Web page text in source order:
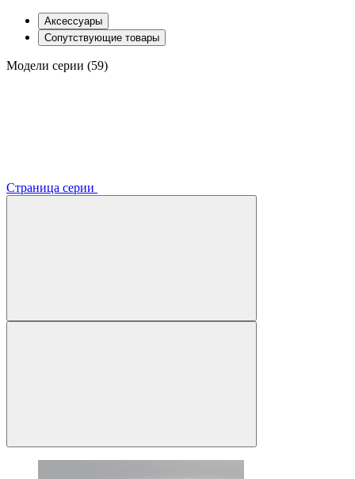
Аксессуары
Сопутствующие товары
Модели серии (59)
Страница серии